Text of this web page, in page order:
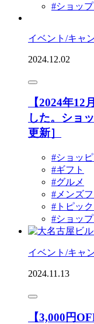
#ショッ
イベント/キャ
2024.12.02
【2024年
した。ショ
更新］
#ショッ
#ギフト
#グルメ
#メンズ
#トピッ
#ショッ
イベント/キャ
2024.11.13
【3,000円